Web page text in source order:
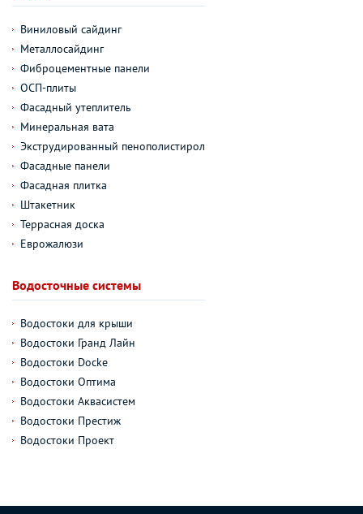
Виниловый сайдинг
Металлосайдинг
Фиброцементные панели
ОСП-плиты
Фасадный утеплитель
Минеральная вата
Экструдированный пенополистирол
Фасадные панели
Фасадная плитка
Штакетник
Террасная доска
Еврожалюзи
Водосточные системы
Водостоки для крыши
Водостоки Гранд Лайн
Водостоки Docke
Водостоки Оптима
Водостоки Аквасистем
Водостоки Престиж
Водостоки Проект